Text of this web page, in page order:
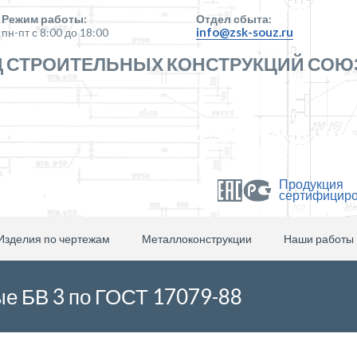
Режим работы:
пн-пт с 8:00 до 18:00
Отдел сбыта:
info@zsk-souz.ru
СТРОИТЕЛЬНЫХ КОНСТРУКЦИЙ
Продукция
по чертежам Металлоконструкции Наши работы
БВ 3 по ГОСТ 17079-88